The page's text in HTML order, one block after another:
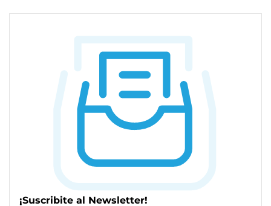
¡Suscribite al Newsletter!